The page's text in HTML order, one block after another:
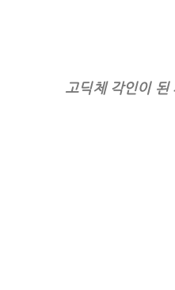
고딕체 각인이 된